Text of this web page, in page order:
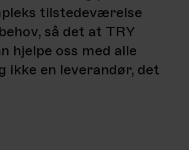
tilstedeværelse
så det at TRY
hjelpe oss med alle
ikke en leverandør, det